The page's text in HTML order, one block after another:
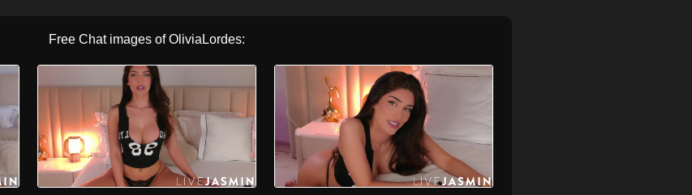
Free Chat images of OliviaLordes: